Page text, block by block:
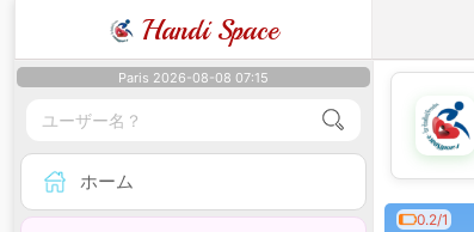
Handi Space
Paris 2026-08-08 07:15
ホーム
0.2/1